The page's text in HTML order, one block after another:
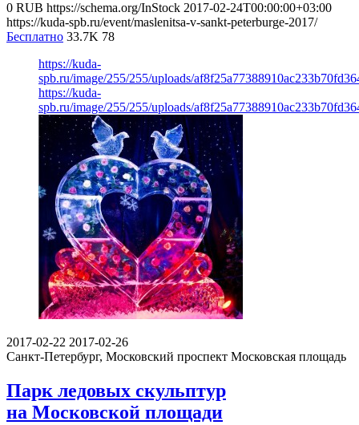
0 RUB https://schema.org/InStock 2017-02-24T00:00:00+03:00
https://kuda-spb.ru/event/maslenitsa-v-sankt-peterburge-2017/
Бесплатно 33.7K 78
https://kuda-
spb.ru/image/255/255/uploads/
https://kuda-
spb.ru/image/255/255/uploads/
2017-02-22 2017-02-26
Санкт-Петербург, Московский проспект Московская площадь
Парк ледовых скульптур
на Московской площади